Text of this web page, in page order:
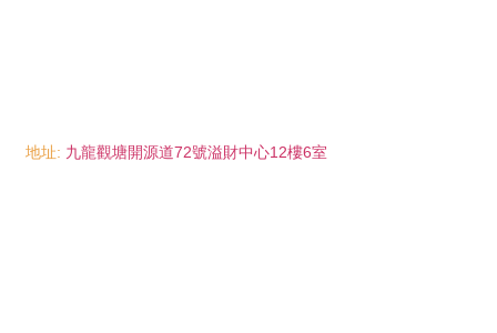
地址: 九龍觀塘開源道72號溢財中心12樓6室